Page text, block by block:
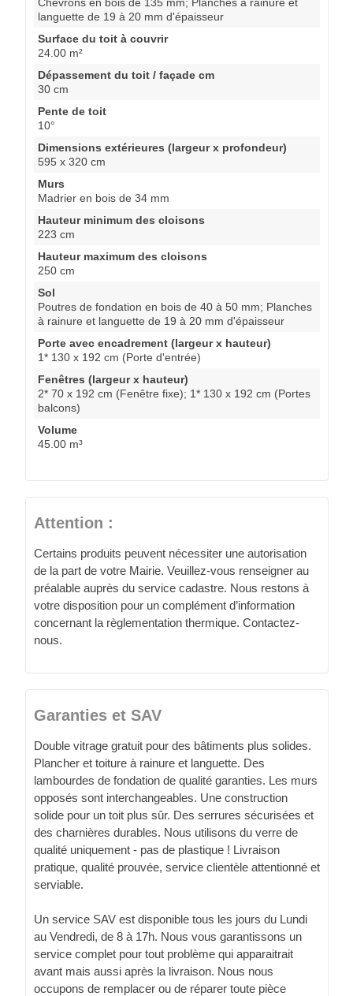
languette de 19 à 20 mm d'épaisseur
Surface du toit à couvrir
24.00 m²
Dépassement du toit / façade cm
30 cm
Pente de toit
10°
Dimensions extérieures (largeur x profondeur)
595 x 320 cm
Murs
Madrier en bois de 34 mm
Hauteur minimum des cloisons
223 cm
Hauteur maximum des cloisons
250 cm
Sol
Poutres de fondation en bois de 40 à 50 mm; Planches
à rainure et languette de 19 à 20 mm d'épaisseur
Porte avec encadrement (largeur x hauteur)
1* 130 x 192 cm (Porte d'entrée)
Fenêtres (largeur x hauteur)
2* 70 x 192 cm (Fenêtre fixe); 1* 130 x 192 cm (Portes
balcons)
Volume
45.00 m³
Attention :
Certains produits peuvent nécessiter une autorisation
de la part de votre Mairie. Veuillez-vous renseigner au
préalable auprès du service cadastre. Nous restons à
votre disposition pour un complément d’information
concernant la règlementation thermique. Contactez-
nous.
Garanties et SAV
Double vitrage gratuit pour des bâtiments plus solides.
Plancher et toiture à rainure et languette. Des
lambourdes de fondation de qualité garanties. Les murs
opposés sont interchangeables. Une construction
solide pour un toit plus sûr. Des serrures sécurisées et
des charnières durables. Nous utilisons du verre de
qualité uniquement - pas de plastique ! Livraison
pratique, qualité prouvée, service clientèle attentionné et
serviable.
Un service SAV est disponible tous les jours du Lundi
au Vendredi, de 8 à 17h. Nous vous garantissons un
service complet pour tout problème qui apparaitrait
avant mais aussi après la livraison. Nous nous
occupons de remplacer ou de réparer toute pièce